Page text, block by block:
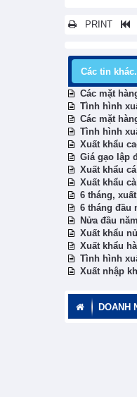
PRINT
Các tin
Các mặt
Tình hình
Các mặt
Tình hình
Xuất khẩu
Giá gạo lập
Xuất khẩu
Xuất khẩu
6 tháng,
6 tháng đầu
Nửa đầu
Xuất khẩu
Xuất khẩu
Tình hình
Xuất nhập
DOANH